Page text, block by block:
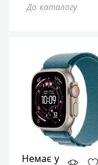
До каталогу
Немає у